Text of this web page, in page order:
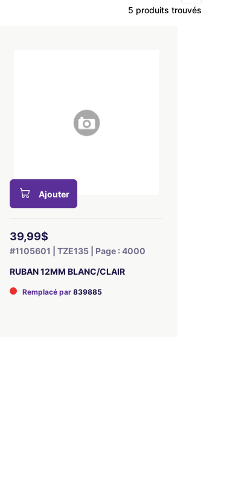
5 produits trouvés
Ajouter
39,99$
#1105601 | TZE135 | Page : 4000
RUBAN 12MM BLANC/CLAIR
Remplacé par 839885